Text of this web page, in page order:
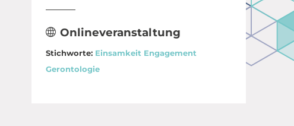
Onlineveranstaltung
Stichworte: Einsamkeit Engagement
Gerontologie